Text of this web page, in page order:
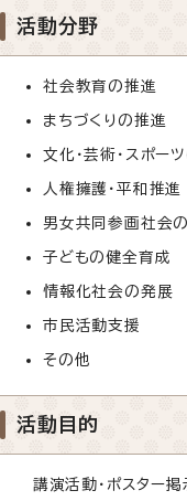
活動分野
社会教育の推進
まちづくりの推進
文化・芸術・スポー
人権擁護・平和推進
男女共同参画社会
子どもの健全育成
情報化社会の発展
市民活動支援
その他
活動目的
講演活動・ポスター掲